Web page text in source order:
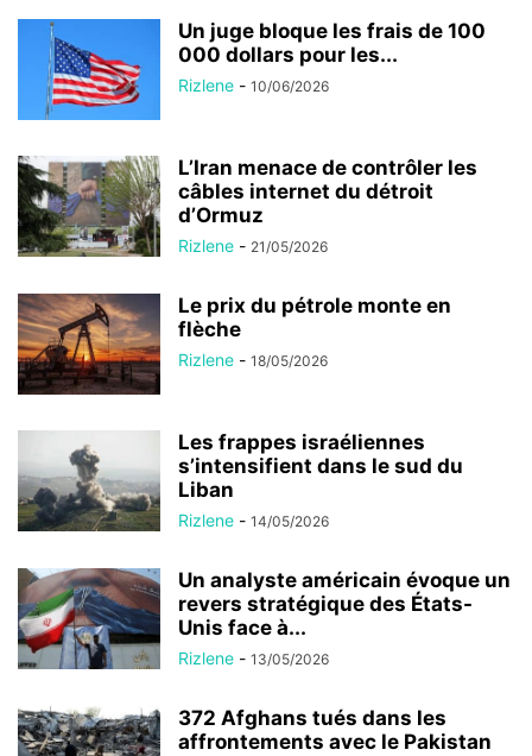
Un juge bloque les frais de 100
000 dollars pour les...
Rizlene - 10/06/2026
L’Iran menace de contrôler les
câbles internet du détroit
d’Ormuz
Rizlene - 21/05/2026
Le prix du pétrole monte en
flèche
Rizlene - 18/05/2026
Les frappes israéliennes
s’intensifient dans le sud du
Liban
Rizlene - 14/05/2026
Un analyste américain évoque un
revers stratégique des États-
Unis face à...
Rizlene - 13/05/2026
372 Afghans tués dans les
affrontements avec le Pakistan